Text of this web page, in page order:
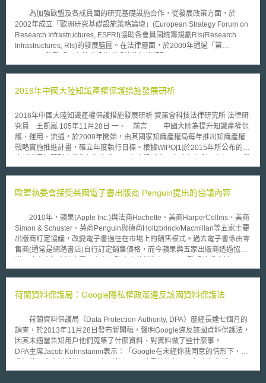
為加強歐盟及各成員國的研究基礎設施合作，從發展政策方面，於
2002年成立「歐洲研究基礎設施策略論壇」(European Strategy Forum on
Research Infrastructures, ESFRI)協助各會員國統籌規劃RIs(Research
Infrastructures, RIs)的發展藍圖。在法律層面，於2009年通過「第
REGULATION (EU) No 723/2009 of 25 June 2009 on the Community
(ERIC)，使各歐盟會員國、夥伴國家、非夥伴國家之第三國家或跨政府國際
取得法律人格，成立「歐盟研究基礎設施聯盟」(European Research
Infrastructure Consortium, ERIC)，且可為權利得喪變更之主體，更可與他
方簽訂契約或成為訴訟當事人，使其具有自我經營管理之能力。 截至
目前為止(2015年9月)，歐盟的RIs正式成立11個ERIC，並且透過國際間合
作將RIs做更有效率之使用。國際上近年來創新研發競爭激烈，歐盟執委會
無論在資金面、政策面及法律層面均有積極作為，在強化歐盟RIs同時促進
未來仍會持續推動各個重要研發領域的ERIC，ERIC對於整合歐盟各國重大
2016年中國大陸知識產權保護措施發展研析
2016年中國大陸知識產權保護措施發展研析 資策會科技法律研究所 法律研
究員 王凱嵐 105年11月28日 一、 前言 中國大陸為提升知識產權保
護、運用、流通，於2009年開始，由其國家知識產權局每年推出知識產權
戰略實施推進計畫，確立年度執行目標。根據WIPO[1]於2015年所公布的年
品外觀設計等智慧財產權領域的申請量均位居世界第一。顯示中國大陸在知
亦快速提升。 中國大陸2016年的知識產權推進計畫[3]持續在「嚴格保護知
大知識產權對外合作交流」、「確實知識產權發展基礎」及「加強組織實施
和保障」六大面向提出政策措施。其中許多政策措施皆與保護知識產權有
關，顯見中國大陸認為創造友善環境及建立保障機制為其發展知識產權並提
高產值的重要基盤，因此本文擬就其中有關知識產權保護之措施進行重點說
明。 二、 知識產權保護政策重點 1. 提高侵權法定賠償 由於知識產
法有效嚇阻侵權行為之發生，故在知識產權保護法治化上，加強侵權行為懲
侵權法定賠償上限外，並針對情節嚴重的惡意侵權行為實施懲罰性賠償。
低，因此間接助長違法之侵權行為。因此，早在2013年已先將商標侵權的
法定賠償額由50萬元提高到300萬元，使法院在審判上有更大的裁量空間，
較能達到嚇阻侵權之效果，故「提高法定賠償上限」將成為中國大陸相關知
識產權立法之趨勢。 2. 強化職務發明權益保護 為加強知識產權保
護，營造良好市場環境，現行中國大陸「專利法」、「著作權法」已建立職
務發明之基本制度，惟在實踐上仍存有問題(如:時常發生申請案發明人為公
歐盟執委會接受英國電子書出版商 Penguin提出的協議內容
2010年，蘋果(Apple Inc.)與法商Hachette、美商HarperCollins、美商
Simon & Schuster、英商Penguin與德商Holtzbrinck/Macmillan等五家主要
出版商訂定協議，改變電子書過往在市場上的銷售模式。過去電子書係由零
售商(通常是網路書店)自行訂定銷售價格，而今蘋果與五家出版商透過協
年3月對此展開反競爭(anti-competition)調查，認為這五家書商聯合蘋果公
on the Functioning of the European Union, TFEU))第101條規定，事業間
共同市場競爭為效果或目的者，與共同市場不相容，應予禁止。 2012
年9月，除Penguin外，其中四家出版商皆提出和解方案，承諾將終止與蘋
果簽訂的代理協議，不再干涉電子書零售商調整電子書零售價格，此外，並
同意未來五年內排除「最惠國(Most-Favoured-Nation, MFN)」條款的適
用，該條款規定出版商與其他電子書銷售商如亞馬遜的訂價不得低於與蘋果
荷蘭資料保護局：Google隱私權政策違反該國資料保護法
荷蘭資料保護局（Data Protection Authority, DPA）歷經長達七個月的
調查，於2013年11月28日發布新聞稿，聲明Google違反該國資料保護法，
因其未適當告知用戶他們蒐集了什麼資料、對資料做了些什麼事。
DPA主席Jacob Kohnstamm表示：「Google在未經你我同意的情形下，對
Google執行長Eric Schmidt在2010年一場訪談中所說的話：「你不用鍵入